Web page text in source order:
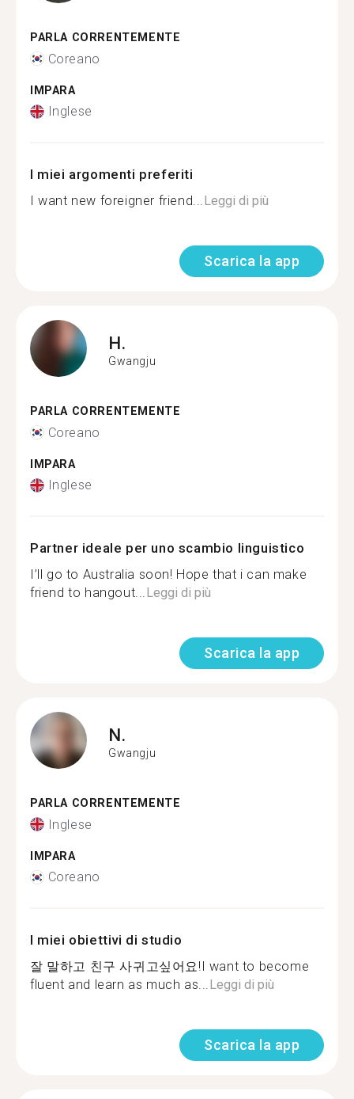
PARLA CORRENTEMENTE
Coreano
IMPARA
Inglese
I miei argomenti preferiti
I want new foreigner friend...Leggi di più
Scarica la app
H.
Gwangju
PARLA CORRENTEMENTE
Coreano
IMPARA
Inglese
Partner ideale per uno scambio linguistico
I’ll go to Australia soon! Hope that i can make
friend to hangout...Leggi di più
Scarica la app
N.
Gwangju
PARLA CORRENTEMENTE
Inglese
IMPARA
Coreano
I miei obiettivi di studio
잘 말하고 친구 사귀고싶어요!I want to become
fluent and learn as much as...Leggi di più
Scarica la app